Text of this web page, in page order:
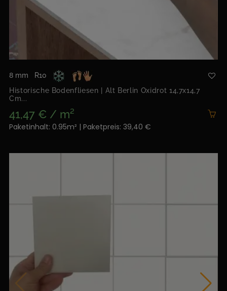
8 mm
R10
Historische Bodenfliesen | Alt Berlin Oxidrot 14,7x14,7
Cm...
41,47 € / m²
Paketinhalt: 0.95m² | Paketpreis: 39,40 €